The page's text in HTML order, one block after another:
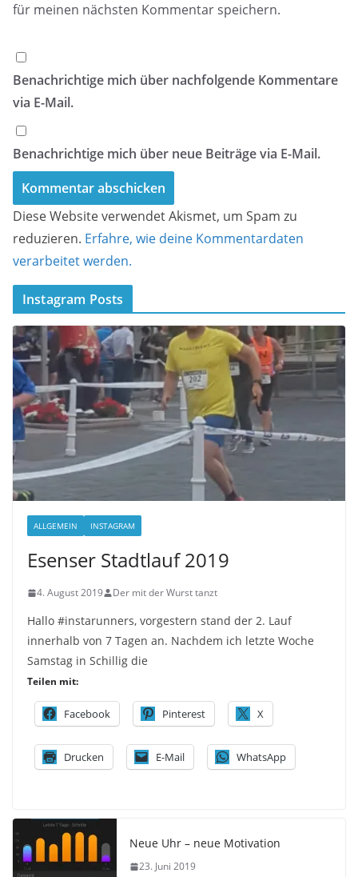
für meinen nächsten Kommentar speichern.
Benachrichtige mich über nachfolgende Kommentare
via E-Mail.
Benachrichtige mich über neue Beiträge via E-Mail.
Diese Website verwendet Akismet, um Spam zu
reduzieren. Erfahre, wie deine Kommentardaten
verarbeitet werden.
Instagram Posts
ALLGEMEIN INSTAGRAM
Esenser Stadtlauf 2019
4. August 2019 Der mit der Wurst tanzt
Hallo #instarunners, vorgestern stand der 2. Lauf
innerhalb von 7 Tagen an. Nachdem ich letzte Woche
Samstag in Schillig die
Teilen mit:
Facebook Pinterest X
Drucken E-Mail WhatsApp
Neue Uhr – neue Motivation
23. Juni 2019